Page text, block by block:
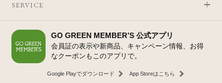
SERVICE
GO GREEN MEMBER’S 公式アプリ
会員証の表示や新商品、キャンペーン情報、お得
なクーポンもこのアプリで。
Google Playでダウンロード App Storeはこちら